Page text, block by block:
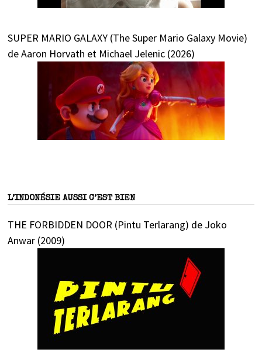
SUPER MARIO GALAXY (The Super Mario Galaxy Movie)
de Aaron Horvath et Michael Jelenic (2026)
L’INDONÉSIE AUSSI C’EST BIEN
THE FORBIDDEN DOOR (Pintu Terlarang) de Joko
Anwar (2009)